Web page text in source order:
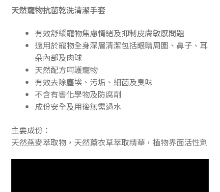
天然寵物抗菌乾洗清潔手套
有效舒緩寵物焦慮情緒及抑制皮膚敏感問題
適用於寵物全身深層清潔包括眼睛周圍、鼻子、耳
朵內部及肉球
天然配方呵護寵物
有效去除塵埃、污垢、細菌及臭味
不含有害化學物及防腐劑
成份安全及用後無需過水
主要成份：
天然燕麥萃取物，天然薰衣草萃取精華，植物界面活性劑